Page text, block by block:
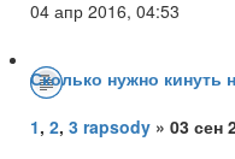
04 апр 2016, 04:53
Сколько нужно кинуть
1, 2, 3 rapsody » 03 сен